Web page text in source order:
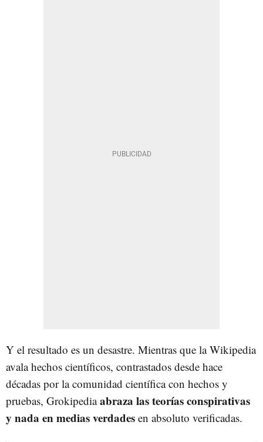
Y el resultado es un desastre. Mientras que la Wikipedia
avala hechos científicos, contrastados desde hace
décadas por la comunidad científica con hechos y
pruebas, Grokipediaabraza las teorías conspirativas
y nada en medias verdades en absoluto verificadas.